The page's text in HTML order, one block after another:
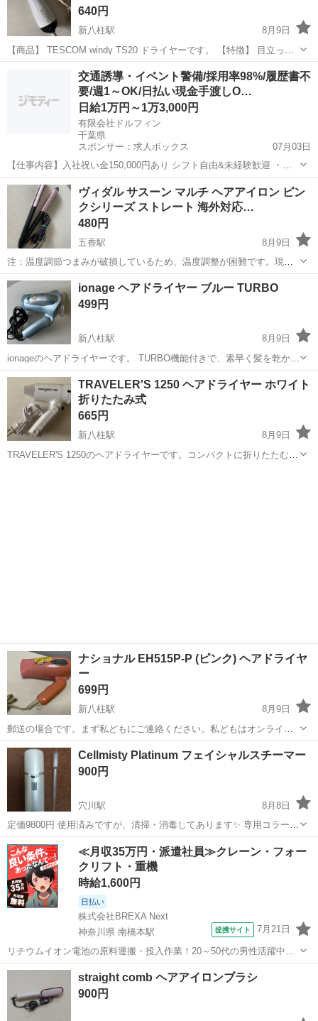
640円
新八柱駅
8月9日
【商品】 TESCOM windy TS20 ドライヤーです。 【特徴】 目立った
傷や汚れなし 本体はホワイトとグレーのシンプルなデザインです。コ
ードが付属しています。 【表記・型番】 windy TESCOM TS20...
新八柱駅 美容家電 windy
交通誘導・イベント警備/採用率98%/履歴書不
要/週1～OK/日払い現金手渡しO…
日給1万円～1万3,000円
有限会社ドルフィン
千葉県
スポンサー：求人ボックス
07月03日
【仕事内容】入社祝い金150,000円あり シフト自由&未経験歓迎
・直
行直帰OK ・一部車・自転車・バイク通勤OK ・週1～OK ・日払い・
週払いOK、現金手渡しも可能です! <仕事内容> 建築・土木工事現場
アルバイト・パート
ヴィダル サスーン マルチ ヘアアイロン ピン
クシリーズ ストレート 海外対応…
480円
五香駅
8月9日
注：温度調節つまみが破損しているため、温度調整が困難です。現在
の設定温度は最高温度です。 【商品】 ヴィダル サスーン マルチ ヘア
アイロン ピンクシリーズ ストレート 海外対応 VSI-1016/PJです。
【特徴】 ...
千葉 松戸市 美容家電 ヘアアイロン
ionage ヘアドライヤー ブルー TURBO
499円
新八柱駅
8月9日
ionageのヘアドライヤーです。 TURBO機能付きで、素早く髪を乾かす
ことができます。 使用に伴う小傷や汚れが多少見られますが、動作に
問題はありません。 【ブランド】ionage 【カテゴリ】ヘアドライヤー
【商品の状...
千葉 松戸市 ヘアドライヤー
TRAVELER'S 1250 ヘアドライヤー ホワイト
折りたたみ式
665円
新八柱駅
8月9日
TRAVELER'S 1250のヘアドライヤーです。コンパクトに折りたたむこ
ナショナル EH515P-P (ピンク) ヘアドライヤ
ー
699円
新八柱駅
8月9日
郵送の場合です。まず私どもにご連絡ください。私どもはオンライン
支払いモデルに変更します。送料は代金引換です。 動作確認済み、写
真通りのまの発送します EH515P-P （ピンク） ブランド：Panasonic
ナショナル...
千葉 松戸市 ナショナル
Cellmisty Platinum フェイシャルスチーマー
900円
穴川駅
8月8日
定価9800円 使用済みですが、清掃・消毒してあります✨ 専用コラーゲ
ンパウダーはありません。 お気軽にお問い合わせください☺️
千葉 千葉市 穴川駅 美容家電 フェイシャルスチーマー
≪月収35万円・派遣社員≫クレーン・フォー
クリフト・重機
時給1,600円
日払い
株式会社BREXA Next
神奈川県 南橋本駅
提携サイト 7月21日
リチウムイオン電池の原料運搬・投入作業！20～50代の男性活躍中★
ワンルーム寮完備！赴任旅費会社負担！年間休日130日★フォークリフ
ト免許お持ちの方、活躍中！就業先食堂利用可★《神奈川県相模原
市》 人気の工場のお仕事 ◇電...
神奈川 相模原市
straight comb ヘアアイロンブラシ
900円